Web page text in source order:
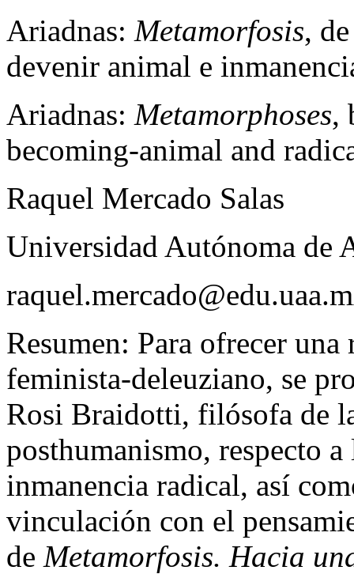
Ariadnas: Metamorfosis,
devenir animal e
Ariadnas: Metamorphoses,
becoming-animal and
Raquel Mercado Salas
Universidad Autónoma de
Resumen: Para ofrecer una
feminista-deleuziano, se
Rosi Braidotti, filósofa de
posthumanismo, respecto
inmanencia radical, así
vinculación con el
de Metamorfosis. Hacia